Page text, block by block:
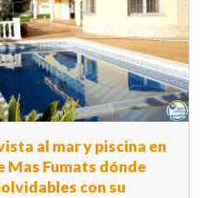
al mar y piscina en
Mas Fumats dónde
con su